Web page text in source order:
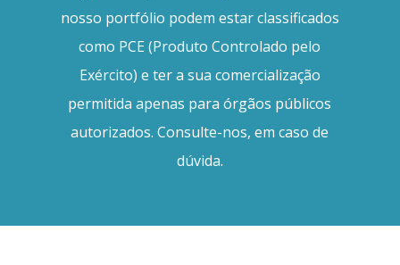
nosso portfólio podem estar classificados
como PCE (Produto Controlado pelo
Exército) e ter a sua comercialização
permitida apenas para órgãos públicos
autorizados. Consulte-nos, em caso de
dúvida.